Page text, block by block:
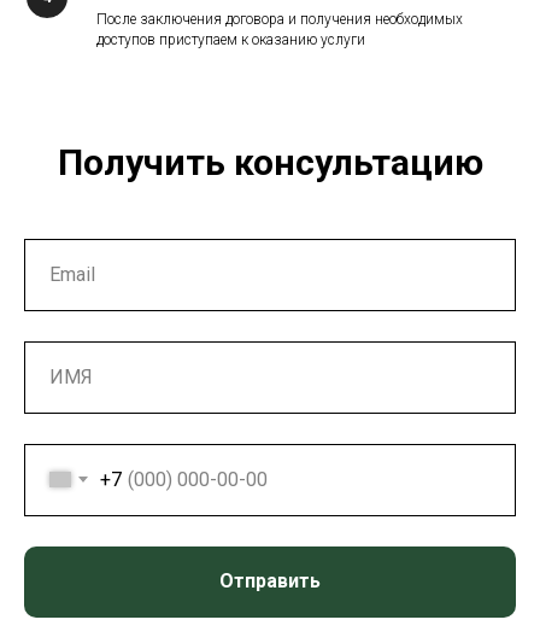
После заключения договора и получения необходимых
доступов приступаем к оказанию услуги
Получить консультацию
+7
Отправить